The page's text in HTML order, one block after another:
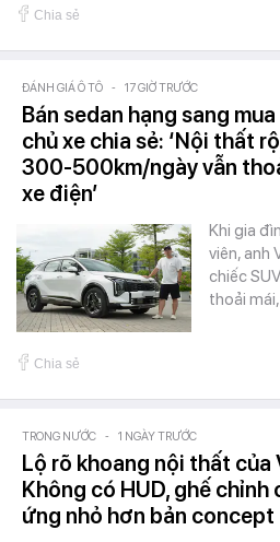
Chia sẻ
ĐÁNH GIÁ Ô TÔ - 17 GIỜ TRƯỚC
Bán sedan hạng sang
chủ xe chia sẻ: ‘Nội thất
300-500km/ngày vẫn
xe điện’
Khi gia
viên, anh
chiếc
thoải
Chia sẻ
TRONG NƯỚC - 1 NGÀY TRƯỚC
Lộ rõ khoang nội thất của
Không có HUD, ghế chỉnh
ứng nhỏ hơn bản concept